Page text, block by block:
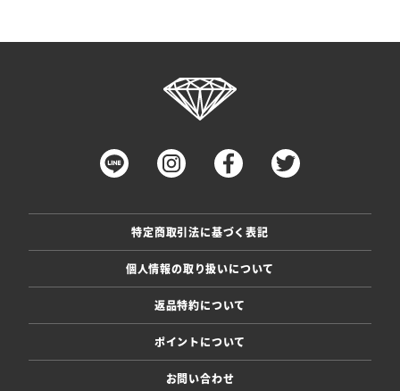
特定商取引法に基づく表記
個人情報の取り扱いについて
返品特約について
ポイントについて
お問い合わせ